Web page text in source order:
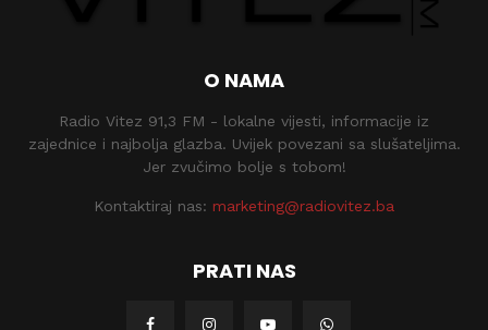
O NAMA
Radio Vitez 91,3 FM - lokalne vijesti, informacije iz
zajednice i najbolja glazba. Uvijek povezani sa slušateljima.
Jer zvučimo bolje s tobom!
Kontaktiraj nas: marketing@radiovitez.ba
PRATI NAS